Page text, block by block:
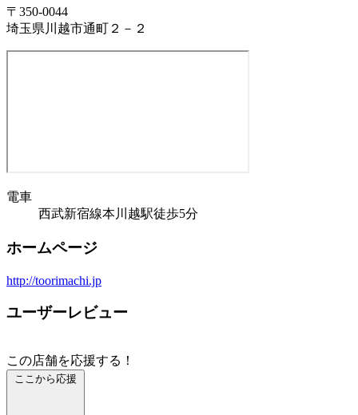
〒350-0044
埼玉県川越市通町２－２
電車
西武新宿線本川越駅徒歩5分
ホームページ
http://toorimachi.jp
ユーザーレビュー
この店舗を応援する！
ここから応援